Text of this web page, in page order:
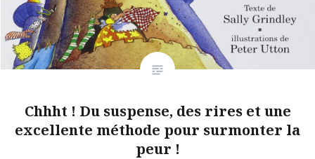
Chhht ! Du suspense, des rires et une
excellente méthode pour surmonter la
peur !